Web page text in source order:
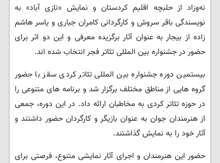
نەوزاد از حلبچه اقلیم کردستان و نمایش «نازی آباد» به
نویسندگی باقر سروش و کارگردانی کامران جباری و یاسر هاشم
زاده از بیجار به عنوان آثار برگزیده معرفی و این دو اثر برای
حضور در جشنواره بین المللی تئاتر فجر انتخاب شده اند.
بیستمین دوره جشنواره بین المللی تئاتر کردی سقز با حضور
گروه هایی از مناطق مختلف برگزار شد و برنامه های متنوعی را
در حوزه تئاتر کردی به مخاطبان ارائه داد. در این دوره، جمعی
از هنرمندان جوان به عنوان بازیگر و کارگردان حضور داشتند و
آثار خود را به نمایش گذاشتند.
حضور این هنرمندان و اجرای آثار نمایشی متنوع، فرصتی برای